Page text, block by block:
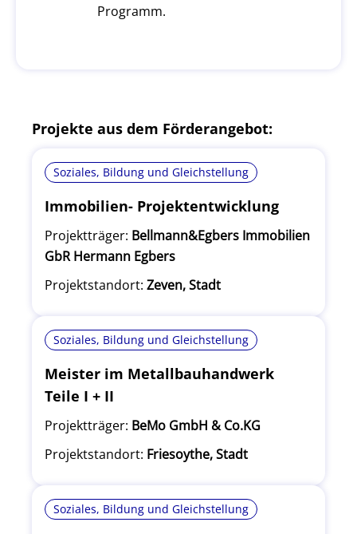
Programm.
Projekte aus dem Förderangebot:
Soziales, Bildung und Gleichstellung
Immobilien- Projektentwicklung
Projektträger: Bellmann&Egbers Immobilien
GbR Hermann Egbers
Projektstandort: Zeven, Stadt
Soziales, Bildung und Gleichstellung
Meister im Metallbauhandwerk
Teile I + II
Projektträger: BeMo GmbH & Co.KG
Projektstandort: Friesoythe, Stadt
Soziales, Bildung und Gleichstellung